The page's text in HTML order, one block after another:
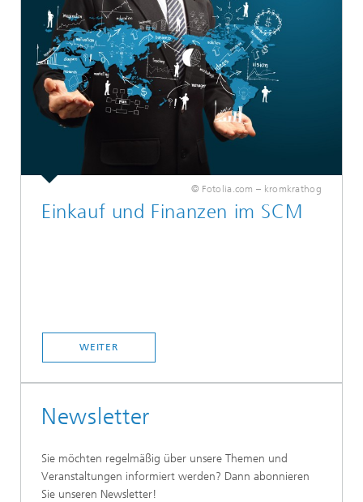
© Fotolia.com – kromkrathog
Einkauf und Finanzen im SCM
WEITER
Newsletter
Sie möchten regelmäßig über unsere Themen und
Veranstaltungen informiert werden? Dann abonnieren
Sie unseren Newsletter!